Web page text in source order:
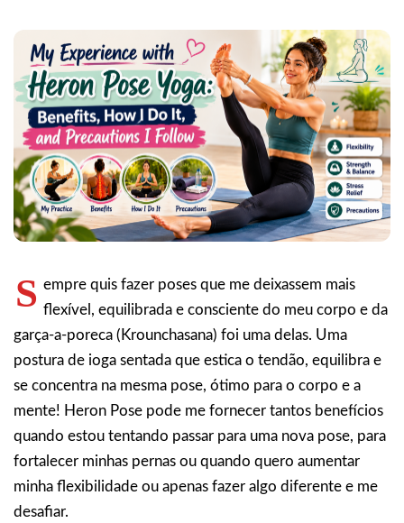
S empre quis fazer poses que me deixassem mais
flexível, equilibrada e consciente do meu corpo e da
garça-a-poreca (Krounchasana) foi uma delas. Uma
postura de ioga sentada que estica o tendão, equilibra e
se concentra na mesma pose, ótimo para o corpo e a
mente! Heron Pose pode me fornecer tantos benefícios
quando estou tentando passar para uma nova pose, para
fortalecer minhas pernas ou quando quero aumentar
minha flexibilidade ou apenas fazer algo diferente e me
desafiar.